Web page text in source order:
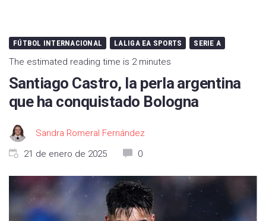
FÚTBOL INTERNACIONAL LALIGA EA SPORTS SERIE A
The estimated reading time is 2 minutes
Santiago Castro, la perla argentina
que ha conquistado Bologna
Sandra Romeral Fernández
21 de enero de 2025
0